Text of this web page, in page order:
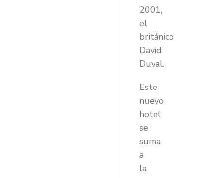
2001,
el
británico
David
Duval.
Este
nuevo
hotel
se
suma
a
la